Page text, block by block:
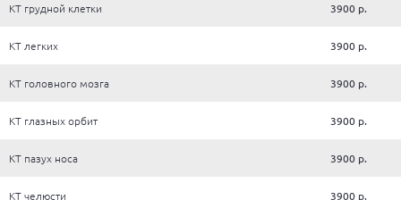
КТ грудной клетки 3900 р.
КТ легких 3900 р.
КТ головного мозга 3900 р.
КТ глазных орбит 3900 р.
КТ пазух носа 3900 р.
КТ челюсти 3900 р.